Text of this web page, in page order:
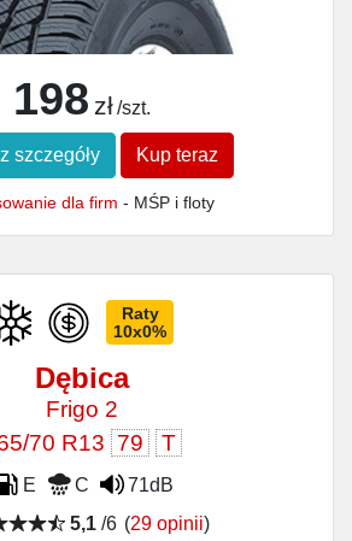
198 zł /szt.
szczegóły Kup teraz
dla firm - MŚP i floty
Raty
10x0%
Dębica
Frigo 2
70 R13 79 T
E C
71dB
5,1/6 (29 opinii)